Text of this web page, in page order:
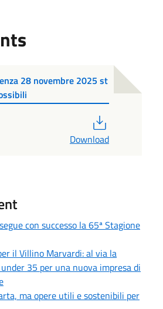
28 novembre 2025 st
Download
con successo la 65ª Stagione
il Villino Marvardi: al via la
35 per una nuova impresa di
ma opere utili e sostenibili per